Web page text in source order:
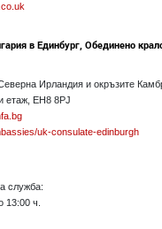
в Единбург, Обединено
Ирландия и окръзите
етаж, EH8 8PJ
uk-consulate-edinburgh
служба:
13:00 ч.